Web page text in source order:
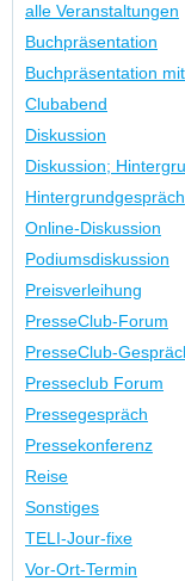
alle Veranstaltungen
Buchpräsentation
Buchpräsentation
Clubabend
Diskussion
Diskussion;
Hintergrundgespräch
Online-Diskussion
Podiumsdiskussion
Preisverleihung
PresseClub-Forum
PresseClub-
Presseclub Forum
Pressegespräch
Pressekonferenz
Reise
Sonstiges
TELI-Jour-fixe
Vor-Ort-Termin